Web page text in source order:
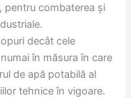
pentru combaterea și
decât cele
în măsura în care
de apă potabilă al
tehnice în vigoare.